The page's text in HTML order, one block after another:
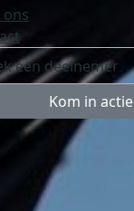
ons
Kom in actie